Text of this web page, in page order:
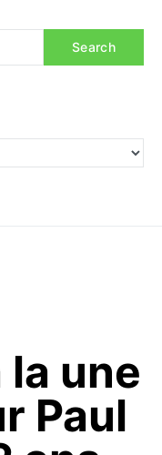
Search
une
Paul